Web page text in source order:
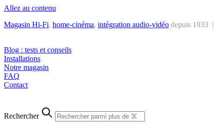
Allez au contenu
Magasin Hi-Fi, home-cinéma, intégration audio-vidéo depuis 1933 |
Blog : tests et conseils
Installations
Notre magasin
FAQ
Contact
Rechercher